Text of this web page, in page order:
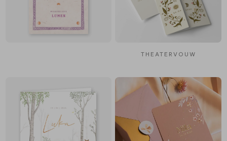
THEATERVOUW